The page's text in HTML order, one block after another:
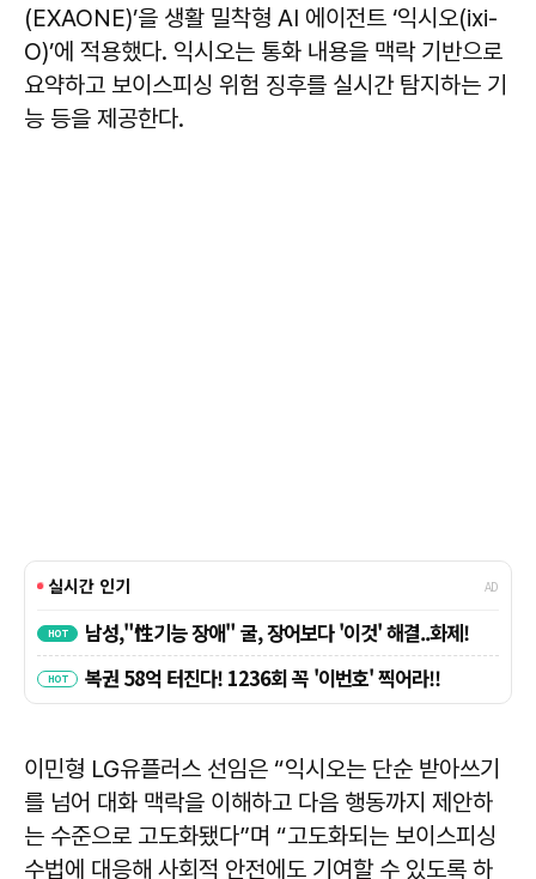
(EXAONE)’을 생활 밀착형 AI 에이전트 ‘익시오(ixi-
O)’에 적용했다. 익시오는 통화 내용을 맥락 기반으로
요약하고 보이스피싱 위험 징후를 실시간 탐지하는 기
능 등을 제공한다.
이민형 LG유플러스 선임은 “익시오는 단순 받아쓰기
를 넘어 대화 맥락을 이해하고 다음 행동까지 제안하
는 수준으로 고도화됐다”며 “고도화되는 보이스피싱
수법에 대응해 사회적 안전에도 기여할 수 있도록 하